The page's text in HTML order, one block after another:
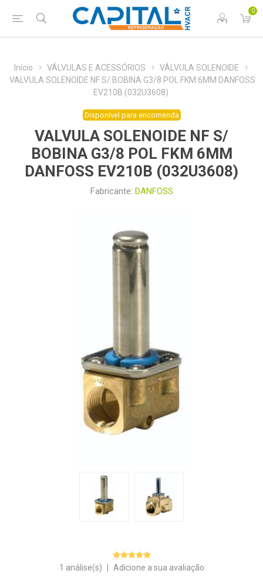
0
Início VÁLVULAS E ACESSÓRIOS
VÁLVULA SOLENOIDE
VALVULA SOLENOIDE NF S/ BOBINA G3/8 POL FKM 6MM DANFOSS
EV210B (032U3608)
Disponível para encomenda
VALVULA SOLENOIDE NF S/
BOBINA G3/8 POL FKM 6MM
DANFOSS EV210B (032U3608)
Fabricante: DANFOSS
1 análise(s) Adicione a sua avaliação